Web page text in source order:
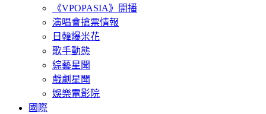
《VPOPASIA》開播
演唱會搶票情報
日韓爆米花
歌手動態
綜藝星聞
戲劇星聞
娛樂電影院
國際